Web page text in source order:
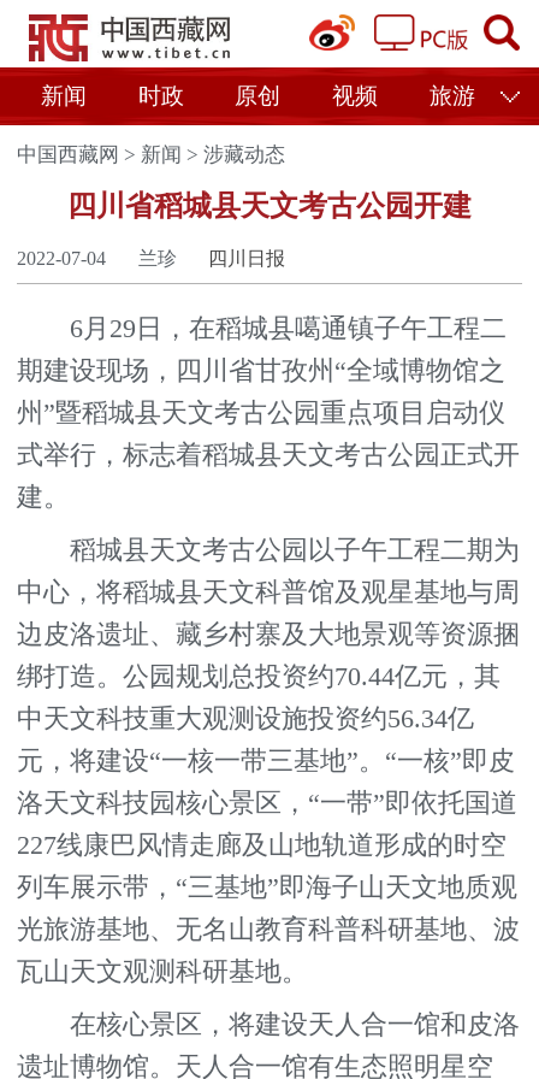
新闻 时政 原创 视频 旅游
中国西藏网 > 新闻 >涉藏动态
四川省稻城县天文考古公园开建
2022-07-04 兰珍 四川日报
6月29日，在稻城县噶通镇子午工程二
期建设现场，四川省甘孜州“全域博物馆之
州”暨稻城县天文考古公园重点项目启动仪
式举行，标志着稻城县天文考古公园正式开
建。
稻城县天文考古公园以子午工程二期为
中心，将稻城县天文科普馆及观星基地与周
边皮洛遗址、藏乡村寨及大地景观等资源捆
绑打造。公园规划总投资约70.44亿元，其
中天文科技重大观测设施投资约56.34亿
元，将建设“一核一带三基地”。“一核”即皮
洛天文科技园核心景区，“一带”即依托国道
227线康巴风情走廊及山地轨道形成的时空
列车展示带，“三基地”即海子山天文地质观
光旅游基地、无名山教育科普科研基地、波
瓦山天文观测科研基地。
在核心景区，将建设天人合一馆和皮洛
遗址博物馆。天人合一馆有生态照明星空